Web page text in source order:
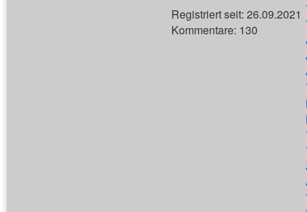
Registriert seit: 26.09.2021
Kommentare: 130